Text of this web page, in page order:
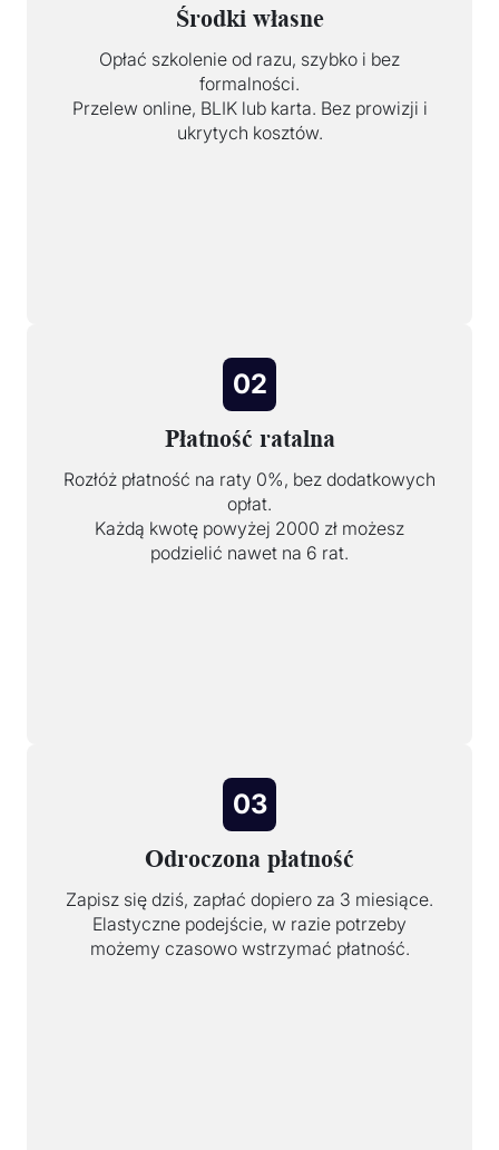
Środki własne
Opłać szkolenie od razu, szybko i bez
formalności.
Przelew online, BLIK lub karta. Bez prowizji i
ukrytych kosztów.
02
Płatność ratalna
Rozłóż płatność na raty 0%, bez dodatkowych
opłat.
Każdą kwotę powyżej 2000 zł możesz
podzielić nawet na 6 rat.
03
Odroczona płatność
Zapisz się dziś, zapłać dopiero za 3 miesiące.
Elastyczne podejście, w razie potrzeby
możemy czasowo wstrzymać płatność.